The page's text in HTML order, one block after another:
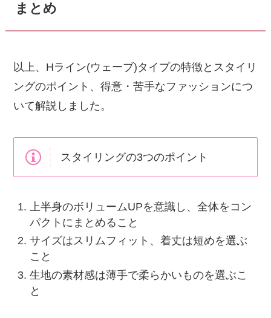
まとめ
以上、Hライン(ウェーブ)タイプの特徴とスタイリ
ングのポイント、得意・苦手なファッションにつ
いて解説しました。
スタイリングの3つのポイント
上半身のボリュームUPを意識し、全体をコン
パクトにまとめること
サイズはスリムフィット、着丈は短めを選ぶ
こと
生地の素材感は薄手で柔らかいものを選ぶこ
と